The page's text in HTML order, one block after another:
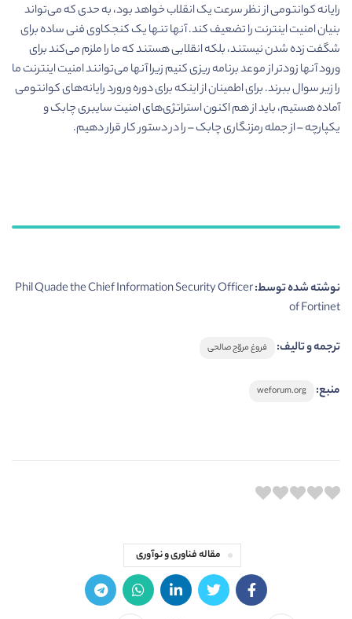
رایانه کوانتومی از نظر سرعت یک انقلاب خواهد بود، به حدی که می‌تواند
بنیان امنیت اینترنت را تضعیف کند. آنها تنها یک کنجکاوی فنی ساده برای
شگفت زده شدن نیستند، بلکه انقلابی هستند که ما را ملزم می‌کند برای
ورود آنها زودتر از موعد برنامه ریزی کنیم زیرا آنها می‌توانند امنیت اینترنت ما
را زیر سوال ببرند. برای اطمینان از اینکه برای دوره ورورد رایانه‌های کوانتومی
آماده هستیم، باید از هم اکنون استراتژی‌های امنیت سایبری چابک و
یکپارچه – از جمله رمزنگاری چابک – را در دستور کار قرار دهیم.
نوشته شده توسط:Phil Quade the Chief Information Security Officer
of Fortinet
ترجمه و تالیف: فروغ مروّج صالحی
منبع: weforum.org
مقاله فناوری و نوآوری